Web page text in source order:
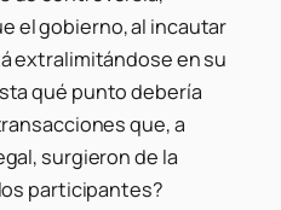
el gobierno, al incautar
extralimitándose en su
qué punto debería
que, a
surgieron de la
participantes?